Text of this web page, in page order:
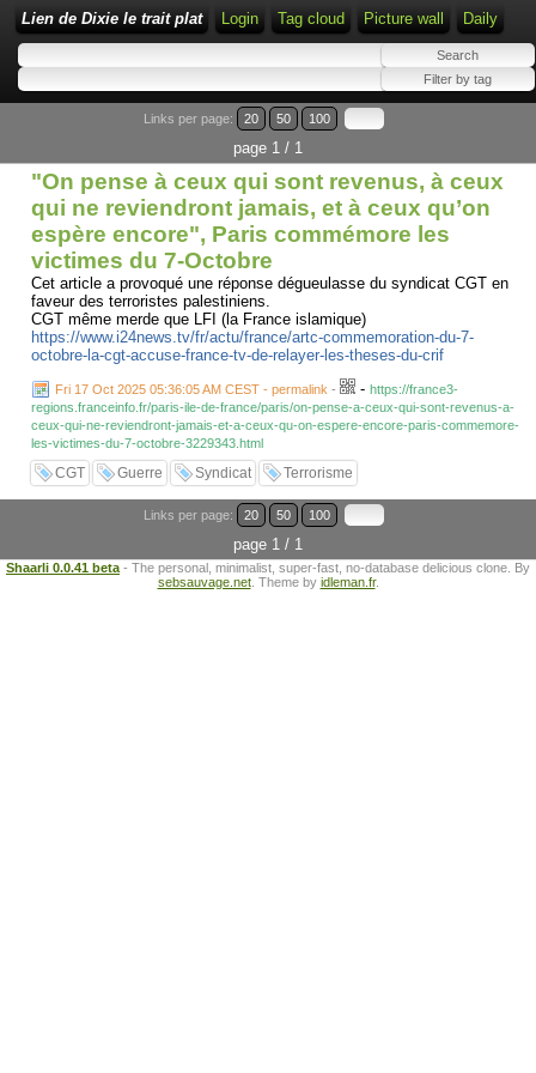
Lien de Dixie le trait plat Login Tag cloud Picture wall Daily
Links per page: 20 50 100
page 1 / 1
"On pense à ceux qui sont revenus, à ceux
qui ne reviendront jamais, et à ceux qu’on
espère encore", Paris commémore les
victimes du 7-Octobre
Cet article a provoqué une réponse dégueulasse du syndicat CGT en
faveur des terroristes palestiniens.
CGT même merde que LFI (la France islamique)
https://www.i24news.tv/fr/actu/france/artc-commemoration-du-7-
octobre-la-cgt-accuse-france-tv-de-relayer-les-theses-du-crif
Fri 17 Oct 2025 05:36:05 AM CEST - permalink - - https://france3-
regions.franceinfo.fr/paris-ile-de-france/paris/on-pense-a-ceux-qui-sont-revenus-a-
ceux-qui-ne-reviendront-jamais-et-a-ceux-qu-on-espere-encore-paris-commemore-
les-victimes-du-7-octobre-3229343.html
CGT Guerre Syndicat Terrorisme
Links per page: 20 50 100
page 1 / 1
Shaarli 0.0.41 beta - The personal, minimalist, super-fast, no-database delicious clone. By
sebsauvage.net. Theme by idleman.fr.